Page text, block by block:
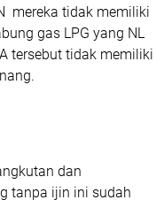
mereka tidak memiliki
gas LPG yang NL
tersebut tidak memiliki
dan
tanpa ijin ini sudah